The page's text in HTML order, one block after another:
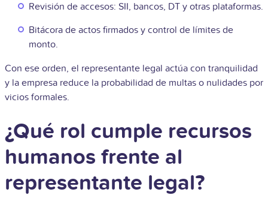
Revisión de accesos: SII, bancos, DT y otras plataformas.
Bitácora de actos firmados y control de límites de
monto.
Con ese orden, el representante legal actúa con tranquilidad
y la empresa reduce la probabilidad de multas o nulidades por
vicios formales.
¿Qué rol cumple recursos
humanos frente al
representante legal?